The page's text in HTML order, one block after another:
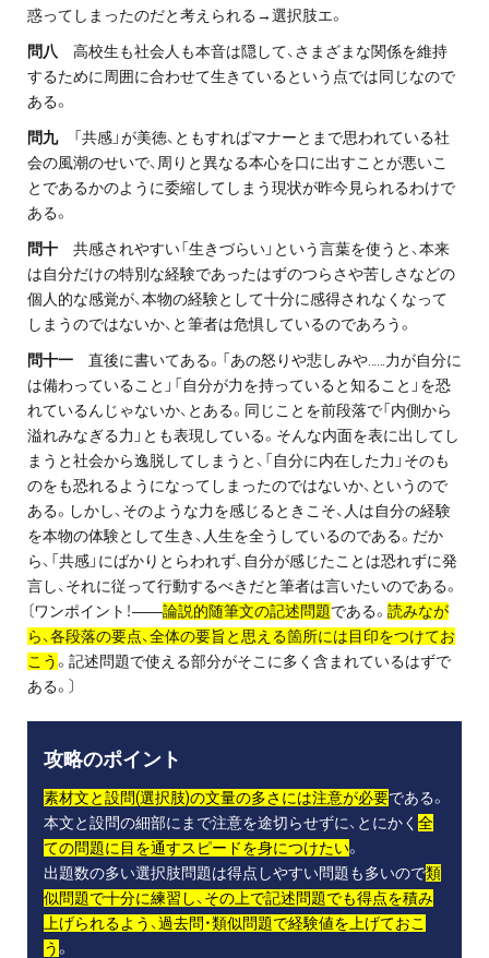
惑ってしまったのだと考えられる→選択肢エ。
問八 高校生も社会人も本音は隠して、さまざまな関係を維持
するために周囲に合わせて生きているという点では同じなので
ある。
問九「共感」が美徳、ともすればマナーとまで思われている社
会の風潮のせいで、周りと異なる本心を口に出すことが悪いこ
とであるかのように委縮してしまう現状が昨今見られるわけで
ある。
問十 共感されやすい「生きづらい」という言葉を使うと、本来
は自分だけの特別な経験であったはずのつらさや苦しさなどの
個人的な感覚が、本物の経験として十分に感得されなくなって
しまうのではないか、と筆者は危惧しているのであろう。
問十一 直後に書いてある。「あの怒りや悲しみや……力が自分に
は備わっていること」「自分が力を持っていると知ること」を恐
れているんじゃないか、とある。同じことを前段落で「内側から
溢れみなぎる力」とも表現している。そんな内面を表に出してし
まうと社会から逸脱してしまうと、「自分に内在した力」そのも
のをも恐れるようになってしまったのではないか、というので
ある。しかし、そのような力を感じるときこそ、人は自分の経験
を本物の体験として生き、人生を全うしているのである。だか
ら、「共感」にばかりとらわれず、自分が感じたことは恐れずに発
言し、それに従って行動するべきだと筆者は言いたいのである。
〔ワンポイント！――論説的随筆文の記述問題である。 読みなが
ら、各段落の要点、全体の要旨と思える箇所には目印をつけてお
こう。記述問題で使える部分がそこに多く含まれているはずで
ある。〕
攻略のポイント
素材文と設問(選択肢)の文量の多さには注意が必要である。
本文と設問の細部にまで注意を途切らせずに、とにかく 全
ての問題に目を通すスピードを身につけたい。
出題数の多い選択肢問題は得点しやすい問題も多いので類
似問題で十分に練習し、その上で記述問題でも得点を積み
上げられるよう、過去問・類似問題で経験値を上げておこ
う。